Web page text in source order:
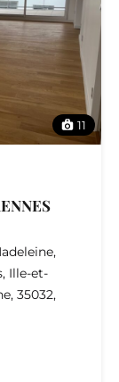
11
Ille-et-
35032,